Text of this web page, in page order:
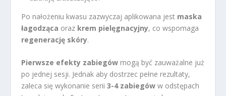
Po nałożeniu kwasu zazwyczaj aplikowana jest maska
łagodząca oraz krem pielęgnacyjny, co wspomaga
regenerację skóry.
Pierwsze efekty zabiegów mogą być zauważalne już
po jednej sesji. Jednak aby dostrzec pełne rezultaty,
zaleca się wykonanie serii3-4 zabiegów w odstępach